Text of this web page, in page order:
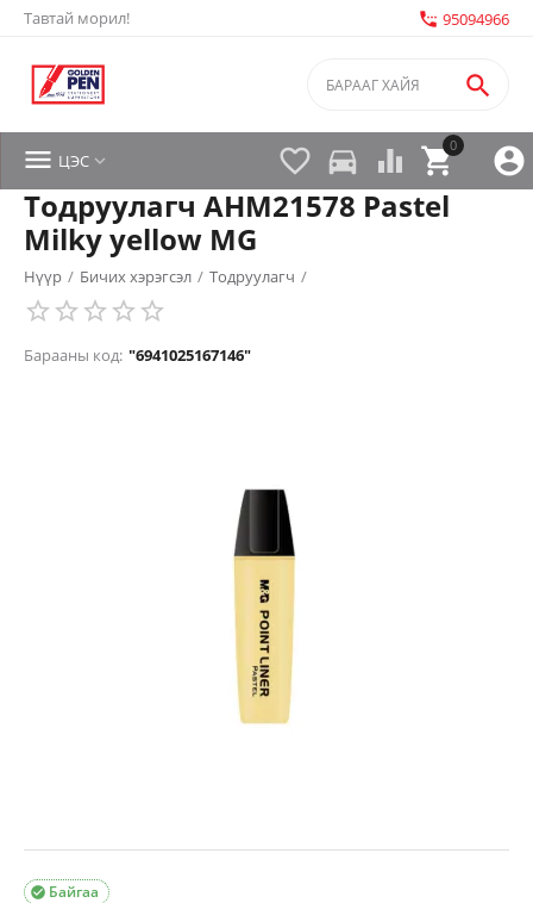
Тавтай морил! settings_phone 95094966


0

 directions_car 
 ЦЭС 
Тодруулагч AHM21578 Pastel
Milky yellow MG
Нүүр / Бичих хэрэгсэл / Тодруулагч /
Барааны код: "6941025167146"
Байгаа
